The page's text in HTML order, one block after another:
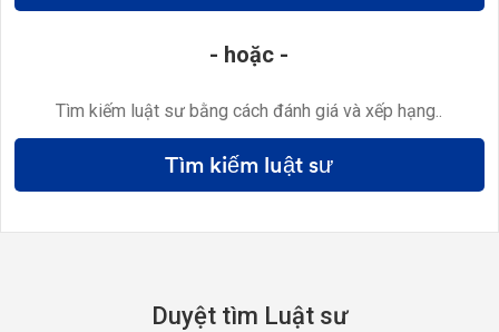
- hoặc -
Tìm kiếm luật sư bằng cách đánh giá và xếp hạng..
Tìm kiếm luật sư
Duyệt tìm Luật sư